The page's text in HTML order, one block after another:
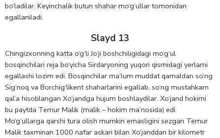
bo‘ladilar. Keyinchalik butun shahar mo‘g‘ullar tomonidan
egallaniladi.
Slayd 13
Chingizxonning katta o‘g‘li Jo‘ji boshchiligidagi mo‘g‘ul
bosqinchilari reja bo‘yicha Sirdaryoning yuqori qismidagi yerlarni
egallashi lozim edi. Bosqinchilar ma’lum muddat qamaldan so‘ng
Sig‘noq va Borchig‘likent shaharlarini egallab, so‘ng mustahkam
qal’a hisoblangan Xo‘jandga hujum boshlaydilar. Xo‘jand hokimi
bu paytda Temur Malik (malik – hokim ma’nosida) edi.
Mo‘g‘ullarga qarshi tura olish mumkin emasligini sezgan Temur
Malik taxminan 1000 nafar askari bilan Xo‘janddan bir kilometr